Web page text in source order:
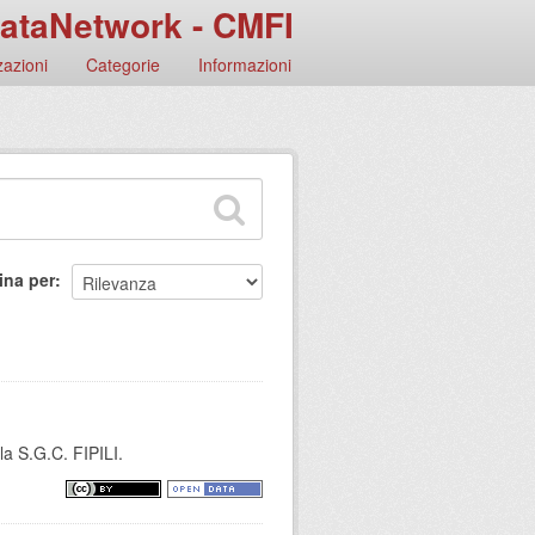
- CMFI
Categorie Informazioni
per
S.G.C. FIPILI.